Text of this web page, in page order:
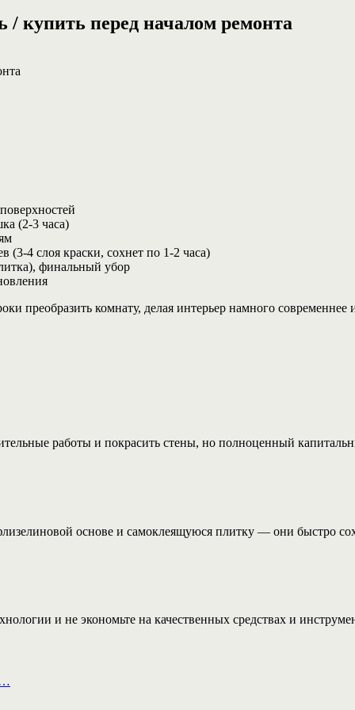
/ купить перед началом ремонта
(2-3 часа)
(3-4 слоя краски, сохнет по 1-2 часа)
финальный убор
преобразить комнату, делая интерьер намного
работы и покрасить стены, но полноценный
основе и самоклеящуюся плитку — они быстро
и не экономьте на качественных средствах и